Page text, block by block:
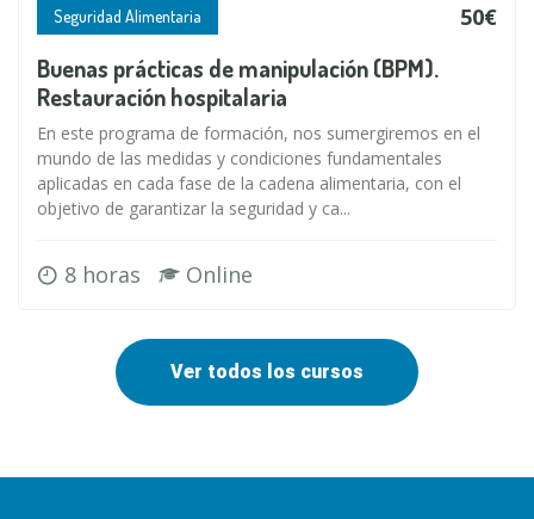
Seguridad Alimentaria 50€
Buenas prácticas de manipulación (BPM).
Restauración hospitalaria
En este programa de formación, nos sumergiremos en el
mundo de las medidas y condiciones fundamentales
aplicadas en cada fase de la cadena alimentaria, con el
objetivo de garantizar la seguridad y ca...
8 horas Online
Ver todos los cursos